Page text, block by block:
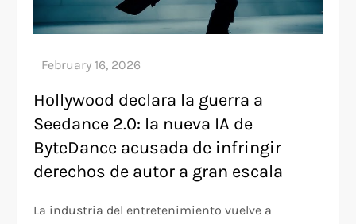
Hollywood declara la guerra a
Seedance 2.0: la nueva IA de
ByteDance acusada de infringir
derechos de autor a gran escala
La industria del entretenimiento vuelve a